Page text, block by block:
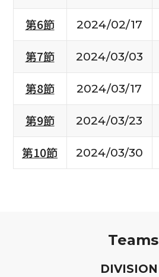
第6節
2024/02/17
第7節
2024/03/03
第8節
2024/03/17
第9節
2024/03/23
第10節
2024/03/30
Teams
DIVISION